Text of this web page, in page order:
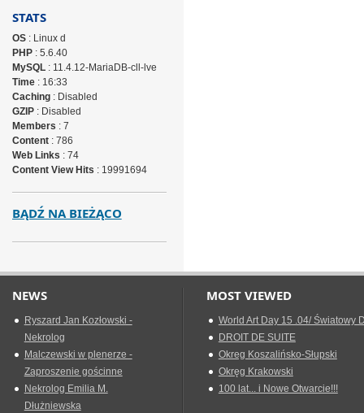
STATS
OS: Linux d
PHP: 5.6.40
MySQL: 11.4.12-MariaDB-cll-lve
Time: 16:33
Caching: Disabled
GZIP: Disabled
Members : 7
Content: 786
Web Links : 74
Content View Hits : 19991694
BĄDŹ NA BIEŻĄCO
NEWS
Ryszard Jan Kozłowski -
Nekrolog
Malczewski w plenerze -
Zaproszenie gościnne
Nekrolog Emilia M.
Dłużniewska
MOST VIEWED
World Art Day 15 .04/ Światowy
DROIT DE SUITE
Okreg Koszalińsko-Słupski
Okręg Krakowski
100 lat... i Nowe Otwarcie!!!